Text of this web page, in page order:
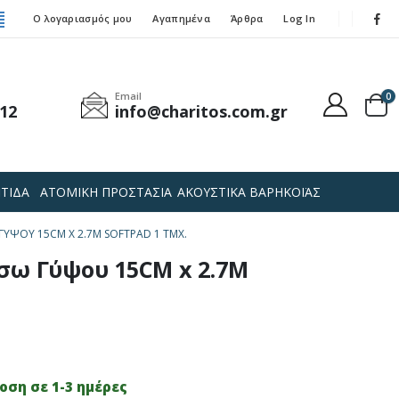
Ο λογαριασμός μου Αγαπημένα Άρθρα Log In
Email
info@charitos.com.gr
0
ΑΤΟΜΙΚΗ ΠΡΟΣΤΑΣΙΑ ΑΚΟΥΣΤΙΚΑ ΒΑΡΗΚΟΪΑΣ
15CM X 2.7M SOFTPAD 1 ΤΜΧ.
Γύψου 15CM x 2.7M
σε 1-3 ημέρες